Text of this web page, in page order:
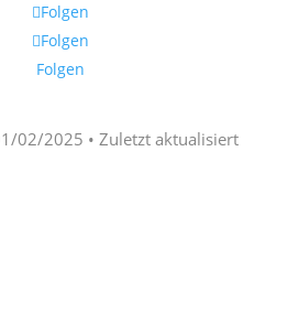
Folgen
Folgen
Folgen
02/2025 • Zuletzt aktualisiert